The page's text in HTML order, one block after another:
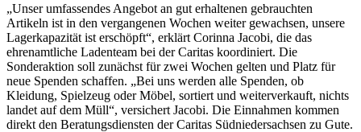
„Unser umfassendes Angebot an gut erhaltenen gebrauchten
Artikeln ist in den vergangenen Wochen weiter gewachsen, unsere
Lagerkapazität ist erschöpft“, erklärt Corinna Jacobi, die das
ehrenamtliche Ladenteam bei der Caritas koordiniert. Die
Sonderaktion soll zunächst für zwei Wochen gelten und Platz für
neue Spenden schaffen. „Bei uns werden alle Spenden, ob
Kleidung, Spielzeug oder Möbel, sortiert und weiterverkauft, nichts
landet auf dem Müll“, versichert Jacobi. Die Einnahmen kommen
direkt den Beratungsdiensten der Caritas Südniedersachsen zu Gute.